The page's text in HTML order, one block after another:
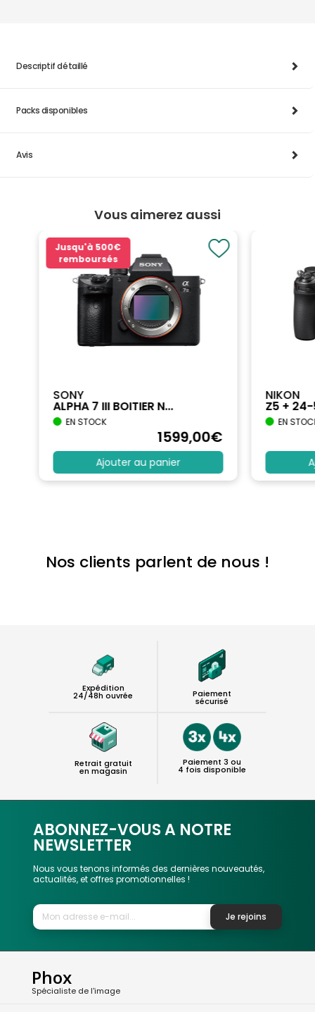
Descriptif détaillé
Packs disponibles
Avis
Vous aimerez aussi
Jusqu'à 500€
remboursés
SONY
ALPHA 7 III BOITIER N...
EN STOCK
1599,00€
Ajouter au panier
NIKON
Z5 +
EN
Nos clients parlent de nous !
Expédition
24/48h ouvrée Paiement
sécurisé
Retrait gratuit
en magasin
Paiement 3 ou
4 fois disponible
ABONNEZ-VOUS A NOTRE
NEWSLETTER
Nous vous tenons informés des dernières nouveautés,
actualités, et offres promotionnelles !
Je rejoins
Phox
Spécialiste de l'image